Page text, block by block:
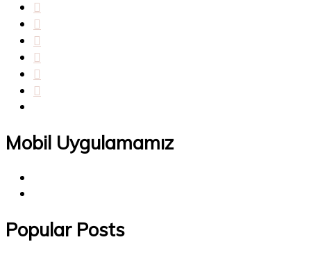
Mobil Uygulamamız
Popular Posts